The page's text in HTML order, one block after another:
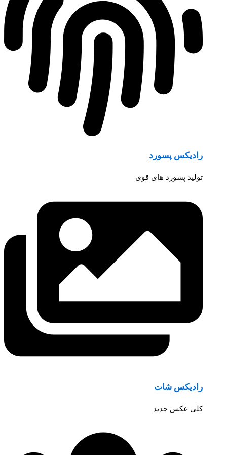
رادیکس پسورد
تولید پسورد های قوی
رادیکس شات
کلی عکس جدید